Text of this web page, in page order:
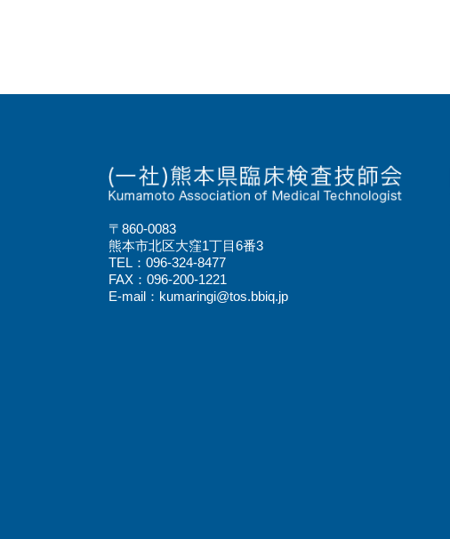
〒860-0083
熊本市北区大窪1丁目6番3
TEL：096-324-8477
FAX：096-200-1221
E-mail：kumaringi@tos.bbiq.jp